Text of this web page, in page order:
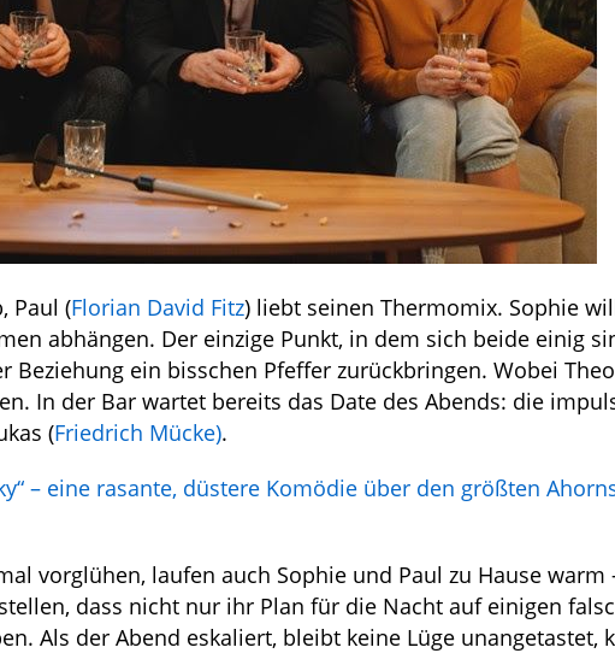
Paul (Florian David Fitz) liebt seinen Thermomix. Sophie
abhängen. Der einzige Punkt, in dem sich beide einig
Beziehung ein bisschen Pfeffer zurückbringen. Wobei
In der Bar wartet bereits das Date des Abends: die
(Friedrich Mücke).
– eine rasante, düstere Komödie über den größten
vorglühen, laufen auch Sophie und Paul zu Hause warm
dass nicht nur ihr Plan für die Nacht auf einigen
Als der Abend eskaliert, bleibt keine Lüge unangetastet,